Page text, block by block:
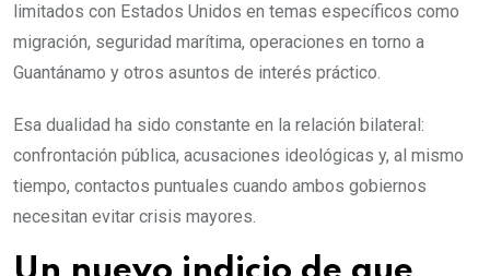
limitados con Estados Unidos en temas específicos como
migración, seguridad marítima, operaciones en torno a
Guantánamo y otros asuntos de interés práctico.
Esa dualidad ha sido constante en la relación bilateral:
confrontación pública, acusaciones ideológicas y, al mismo
tiempo, contactos puntuales cuando ambos gobiernos
necesitan evitar crisis mayores.